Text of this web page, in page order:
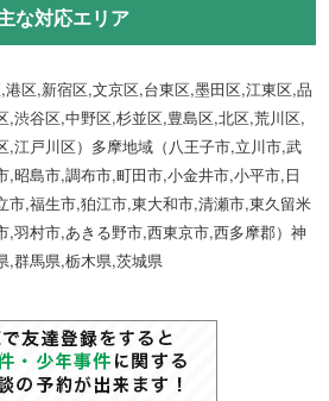
な対応エリア
区,新宿区,文京区,台東区,墨田区,江東区,品
,渋谷区,中野区,杉並区,豊島区,北区,荒川区,
,江戸川区）多摩地域（八王子市,立川市,武
,昭島市,調布市,町田市,小金井市,小平市,日
市,福生市,狛江市,東大和市,清瀬市,東久留米
,羽村市,あきる野市,西東京市,西多摩郡）神
,群馬県,栃木県,茨城県